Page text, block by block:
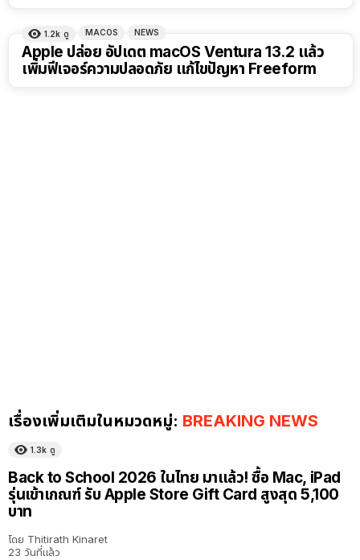
1.2k ดู MACOS NEWS
Apple ปล่อย อัปเดต macOS Ventura 13.2 แล้ว
เพิ่มฟีเจอร์ความปลอดภัย แก้ไขปัญหา Freeform
เรื่องเพิ่มเติมในหมวดหมู่: BREAKING NEWS
1.3k ดู
Back to School 2026 ในไทย มาแล้ว! ซื้อ Mac, iPad
รุ่นเข้าเกณฑ์ รับ Apple Store Gift Card สูงสุด 5,100
บาท
โดย Thitirath Kinaret
23 วันที่แล้ว